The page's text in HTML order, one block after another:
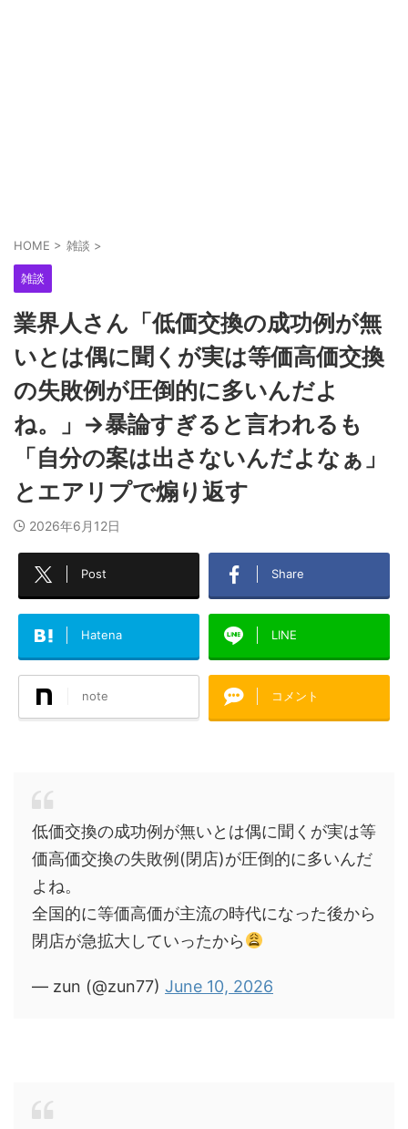
HOME > 雑談 >
雑談
業界人さん「低価交換の成功例が無
いとは偶に聞くが実は等価高価交換
の失敗例が圧倒的に多いんだよ
ね。」→暴論すぎると言われるも
「自分の案は出さないんだよなぁ」
とエアリプで煽り返す
2026年6月12日
Post Share
Hatena LINE
note コメント
低価交換の成功例が無いとは偶に聞くが実は等
価高価交換の失敗例(閉店)が圧倒的に多いんだ
よね。
全国的に等価高価が主流の時代になった後から
閉店が急拡大していったから
— zun (@zun77) June 10, 2026